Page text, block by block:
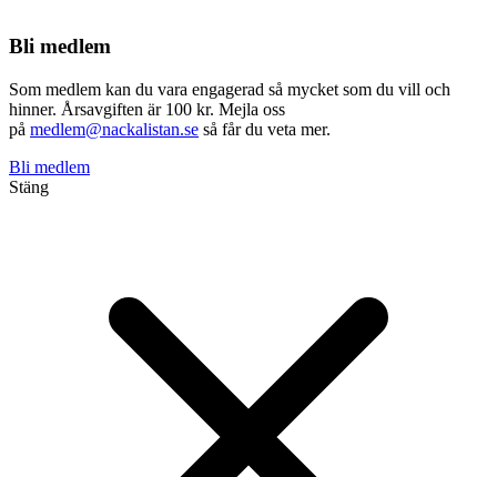
Bli medlem
Som medlem kan du vara engagerad så mycket som du vill och
hinner. Årsavgiften är 100 kr. Mejla oss
på medlem@nackalistan.se så får du veta mer.
Bli medlem
Stäng